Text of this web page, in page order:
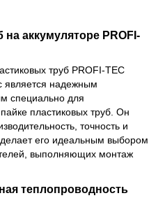
аккумуляторе PROFI-
труб PROFI-TEC
является надежным
специально для
пластиковых труб. Он
точность и
его идеальным выбором
выполняющих монтаж
теплопроводность